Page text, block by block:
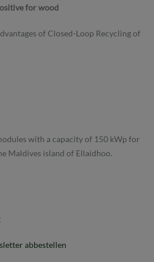
for wood
of Closed-Loop Recycling of
with a capacity of 150 kWp for
Maldives island of Ellaidhoo.
abbestellen